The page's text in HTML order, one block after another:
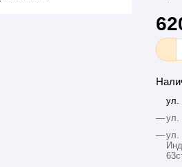
ул.
—ул.
—ул.